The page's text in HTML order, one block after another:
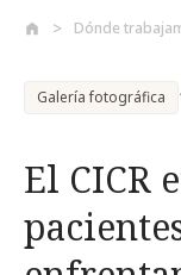
Dónde
Galería fotográfica
El CICR